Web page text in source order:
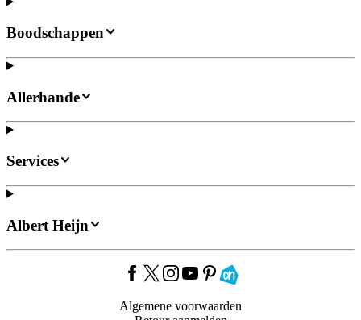
Boodschappen
Allerhande
Services
Albert Heijn
Algemene voorwaarden